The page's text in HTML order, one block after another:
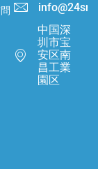
中国深
圳市宝
安区南
昌工業
園区